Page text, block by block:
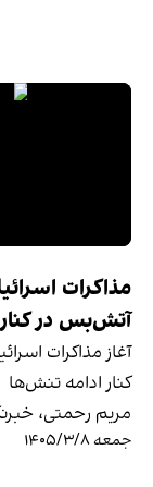
مذاکرات
آتش‌بس در
آغاز مذاکرات
کنار ادامه تنش‌ها
مریم رحمتی،
جمعه ۱۴۰۵/۳/۸